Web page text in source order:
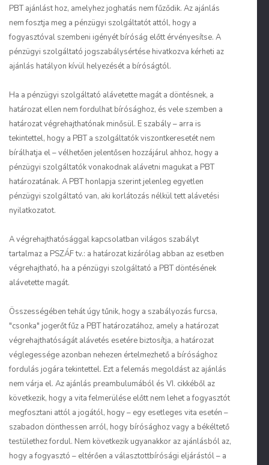
PBT ajánlást hoz, amelyhez joghatás nem fűződik. Az ajánlás
nem fosztja meg a pénzügyi szolgáltatót attól, hogy a
fogyasztóval szembeni igényét bíróság előtt érvényesítse. A
pénzügyi szolgáltató jogszabálysértése hivatkozva kérheti az
ajánlás hatályon kívül helyezését a bíróságtól.
Ha a pénzügyi szolgáltató alávetette magát a döntésnek, a
határozat ellen nem fordulhat bírósághoz, és vele szemben a
határozat végrehajthatónak minősül. E szabály – arra is
tekintettel, hogy a PBT a szolgáltatók viszontkeresetét nem
bírálhatja el – vélhetően jelentősen hozzájárul ahhoz, hogy a
pénzügyi szolgáltatók vonakodnak alávetni magukat a PBT
határozatának. A PBT honlapja szerint jelenleg egyetlen
pénzügyi szolgáltató van, aki korlátozás nélkül tett alávetési
nyilatkozatot.
A végrehajthatósággal kapcsolatban világos szabályt
tartalmaz a PSZÁF tv.: a határozat kizárólag abban az esetben
végrehajtható, ha a pénzügyi szolgáltató a PBT döntésének
alávetette magát.
Összességében tehát úgy tűnik, hogy a szabályozás furcsa,
"csonka" jogerőt fűz a PBT határozatához, amely a határozat
végrehajthatóságát alávetés esetére biztosítja, a határozat
véglegessége azonban nehezen értelmezhető a bírósághoz
fordulás jogára tekintettel. Ezt a felemás megoldást az ajánlás
nem várja el. Az ajánlás preambulumából és VI. cikkéből az
következik, hogy a vita felmerülése előtt nem lehet a fogyasztót
megfosztani attól a jogától, hogy – egy esetleges vita esetén –
szabadon dönthessen arról, hogy bírósághoz vagy a békéltető
testülethez fordul. Nem következik ugyanakkor az ajánlásból az,
hogy a fogyasztó – eltérően a választottbírósági eljárástól – a